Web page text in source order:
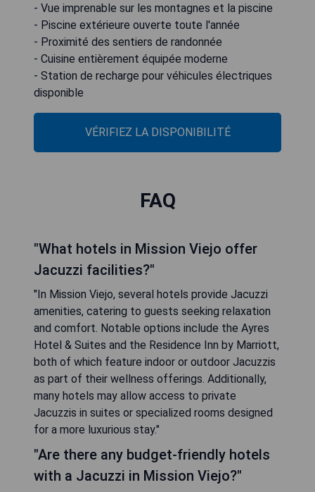
- Vue imprenable sur les montagnes et la piscine
- Piscine extérieure ouverte toute l'année
- Proximité des sentiers de randonnée
- Cuisine entièrement équipée moderne
- Station de recharge pour véhicules électriques
disponible
VÉRIFIEZ LA DISPONIBILITÉ
FAQ
"What hotels in Mission Viejo offer
Jacuzzi facilities?"
"In Mission Viejo, several hotels provide Jacuzzi
amenities, catering to guests seeking relaxation
and comfort. Notable options include the Ayres
Hotel & Suites and the Residence Inn by Marriott,
both of which feature indoor or outdoor Jacuzzis
as part of their wellness offerings. Additionally,
many hotels may allow access to private
Jacuzzis in suites or specialized rooms designed
for a more luxurious stay."
"Are there any budget-friendly hotels
with a Jacuzzi in Mission Viejo?"